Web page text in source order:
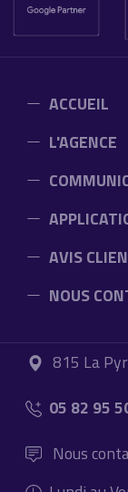
ACCUEIL
L'AGENCE
AVIS
NOUS
815 La
05 82 95
Nous